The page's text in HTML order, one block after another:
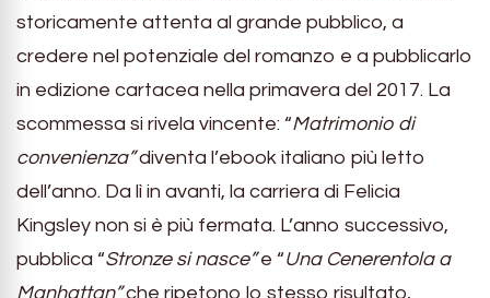
storicamente attenta al grande pubblico, a
credere nel potenziale del romanzo e a pubblicarlo
in edizione cartacea nella primavera del 2017. La
scommessa si rivela vincente: “Matrimonio di
convenienza”diventa l’ebook italiano più letto
dell’anno. Da lì in avanti, la carriera di Felicia
Kingsley non si è più fermata. L’anno successivo,
pubblica “Stronze si nasce”e “Una Cenerentola a
Manhattan”che ripetono lo stesso risultato,